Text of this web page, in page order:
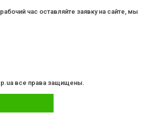
час оставляйте заявку на сайте, мы
все права защищены.